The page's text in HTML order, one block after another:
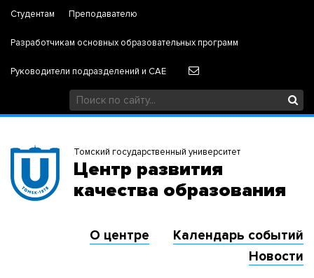
Студентам Преподавателю
Разработчикам основных образовательных программ
Руководители подразделений и САЕ
Томский государственный университет
Центр развития
качества образования
О центре
Календарь событий
Новости